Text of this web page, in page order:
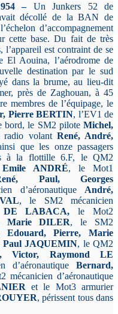
–Un Junkers 52 de
décollé de la BAN de
d’accompagnement
cette base. Du fait de très
l’appareil est contraint de se
El Aouina, l’aérodrome de
destination par le sud
dans la brume, au lieu-dit
près de Zaghouan, à 45
membres de l’équipage, le
Pierre BERTIN, l’EV1 de
bord, le SM2 piloteMichel,
volant René, André,
que les onze passagers
à la flottille 6.F, le QM2
ANDRÉ, le Mot1
Paul, Georges
d’aéronautique André,
, le SM2 mécanicien
DE LABACA,le Mot2
Marie DILER, le SM2
Edouard, Pierre, Marie
Paul JAQUEMIN, le QM2
Victor, Raymond LE
d’aéronautique Bernard,
mécanicien d’aéronautique
et le Mot3 armurier
, périssent tous dans